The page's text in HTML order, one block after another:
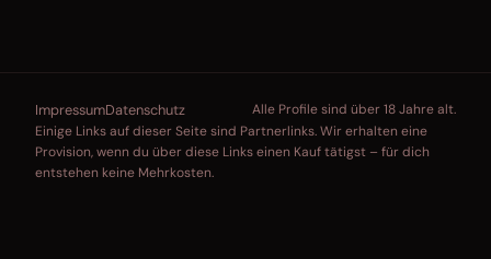
ImpressumDatenschutz
Alle Profile sind über 18 Jahre alt.
Einige Links auf dieser Seite sind Partnerlinks. Wir erhalten eine
Provision, wenn du über diese Links einen Kauf tätigst – für dich
entstehen keine Mehrkosten.